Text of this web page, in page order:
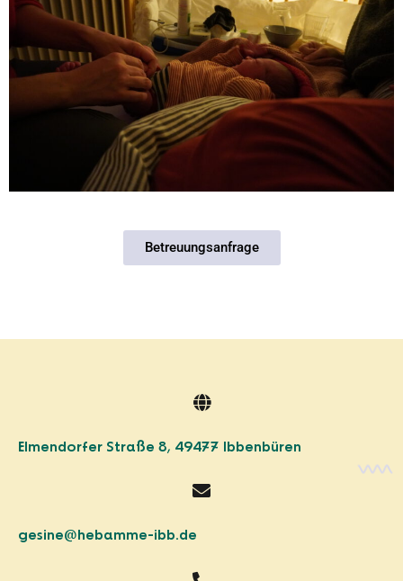
Betreuungsanfrage
Elmendorfer Straße 8, 49477 Ibbenbüren
gesine@hebamme-ibb.de